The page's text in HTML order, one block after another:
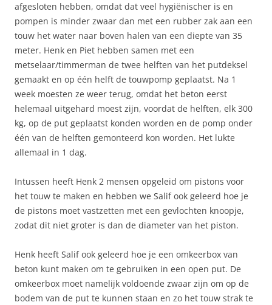
afgesloten hebben, omdat dat veel hygiënischer is en
pompen is minder zwaar dan met een rubber zak aan een
touw het water naar boven halen van een diepte van 35
meter. Henk en Piet hebben samen met een
metselaar/timmerman de twee helften van het putdeksel
gemaakt en op één helft de touwpomp geplaatst. Na 1
week moesten ze weer terug, omdat het beton eerst
helemaal uitgehard moest zijn, voordat de helften, elk 300
kg, op de put geplaatst konden worden en de pomp onder
één van de helften gemonteerd kon worden. Het lukte
allemaal in 1 dag.
Intussen heeft Henk 2 mensen opgeleid om pistons voor
het touw te maken en hebben we Salif ook geleerd hoe je
de pistons moet vastzetten met een gevlochten knoopje,
zodat dit niet groter is dan de diameter van het piston.
Henk heeft Salif ook geleerd hoe je een omkeerbox van
beton kunt maken om te gebruiken in een open put. De
omkeerbox moet namelijk voldoende zwaar zijn om op de
bodem van de put te kunnen staan en zo het touw strak te